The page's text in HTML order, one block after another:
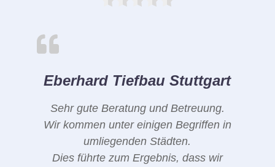
Eberhard Tiefbau Stuttgart
Sehr gute Beratung und Betreuung.
Wir kommen unter einigen Begriffen in
umliegenden Städten.
Dies führte zum Ergebnis, dass wir